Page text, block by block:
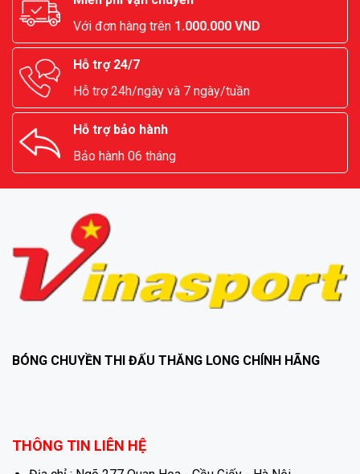
Với đơn hàng trên 1.000.000 VND
Hỗ trợ 24/7
Hỗ trợ 24h/ngày và 7 ngày/tuần
Hỗ trợ bảo hành
Bảo hành 06 tháng
BÓNG CHUYỀN THI ĐẤU THĂNG LONG CHÍNH HÃNG
THÔNG TIN LIÊN HỆ